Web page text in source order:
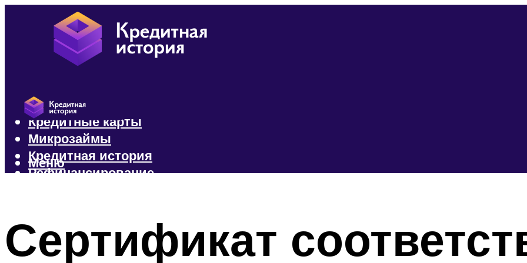
Кредиты
Кредитные карты
Микрозаймы
Кредитная история
Рефинансирование
Меню
Сертификат